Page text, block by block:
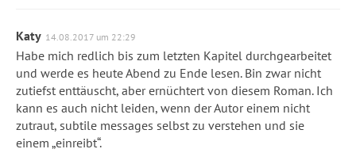
Katy 14.08.2017 um 22:29
Habe mich redlich bis zum letzten Kapitel durchgearbeitet
und werde es heute Abend zu Ende lesen. Bin zwar nicht
zutiefst enttäuscht, aber ernüchtert von diesem Roman. Ich
kann es auch nicht leiden, wenn der Autor einem nicht
zutraut, subtile messages selbst zu verstehen und sie
einem „einreibt“.